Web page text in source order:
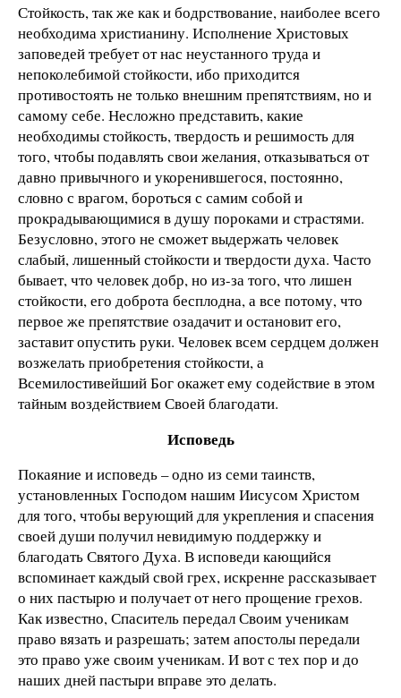
Стойкость, так же как и бодрствование, наиболее всего
необходима христианину. Исполнение Христовых
заповедей требует от нас неустанного труда и
непоколебимой стойкости, ибо приходится
противостоять не только внешним препятствиям, но и
самому себе. Несложно представить, какие
необходимы стойкость, твердость и решимость для
того, чтобы подавлять свои желания, отказываться от
давно привычного и укоренившегося, постоянно,
словно с врагом, бороться с самим собой и
прокрадывающимися в душу пороками и страстями.
Безусловно, этого не сможет выдержать человек
слабый, лишенный стойкости и твердости духа. Часто
бывает, что человек добр, но из-за того, что лишен
стойкости, его доброта бесплодна, а все потому, что
первое же препятствие озадачит и остановит его,
заставит опустить руки. Человек всем сердцем должен
возжелать приобретения стойкости, а
Всемилостивейший Бог окажет ему содействие в этом
тайным воздействием Своей благодати.
Исповедь
Покаяние и исповедь – одно из семи таинств,
установленных Господом нашим Иисусом Христом
для того, чтобы верующий для укрепления и спасения
своей души получил невидимую поддержку и
благодать Святого Духа. В исповеди кающийся
вспоминает каждый свой грех, искренне рассказывает
о них пастырю и получает от него прощение грехов.
Как известно, Спаситель передал Своим ученикам
право вязать и разрешать; затем апостолы передали
это право уже своим ученикам. И вот с тех пор и до
наших дней пастыри вправе это делать.